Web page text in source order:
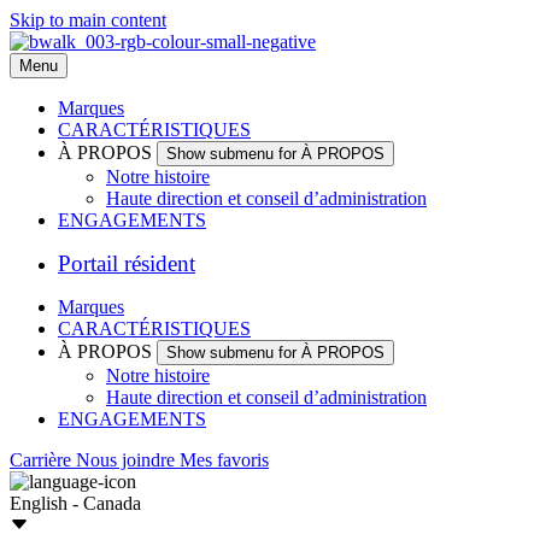
Skip to main content
Menu
Marques
CARACTÉRISTIQUES
À PROPOS
Show submenu for À PROPOS
Notre histoire
Haute direction et conseil d’administration
ENGAGEMENTS
Portail résident
Marques
CARACTÉRISTIQUES
À PROPOS
Show submenu for À PROPOS
Notre histoire
Haute direction et conseil d’administration
ENGAGEMENTS
Carrière Nous joindre Mes favoris
English - Canada